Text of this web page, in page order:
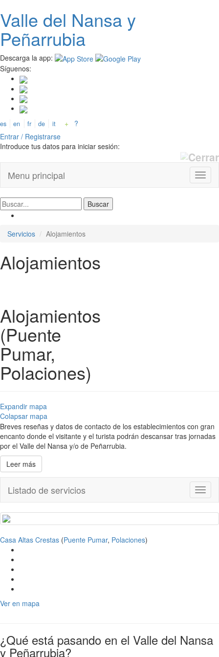
Pasar al contenido principal
Valle del Nansay
Peñarrubia
Descarga la app:
Síguenos:
es en fr de it +
?
Entrar / Registrarse
Introduce tus datos para iniciar sesión:
Menu principal
Servicios Alojamientos
Alojamientos
Alojamientos
(Puente
Pumar,
Polaciones)
Expandir mapa
Colapsar mapa
Breves reseñas y datos de contacto de los establecimientos con gran
encanto donde el visitante y el turista podrán descansar tras jornadas
por el Valle del Nansa y/o de Peñarrubia.
Leer más
Listado de servicios
Casa Altas Crestas (Puente Pumar, Polaciones)
Ver en mapa
¿Qué está pasando en el Valle del Nansa
y Peñarrubia?